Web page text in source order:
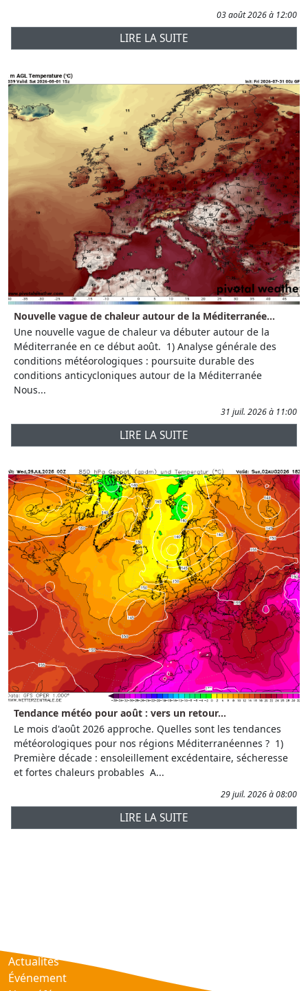
03 août 2026 à 12:00
LIRE LA SUITE
Nouvelle vague de chaleur autour de la Méditerranée...
Une nouvelle vague de chaleur va débuter autour de la
Méditerranée en ce début août. 1) Analyse générale des
conditions météorologiques : poursuite durable des
conditions anticycloniques autour de la Méditerranée
Nous...
31 juil. 2026 à 11:00
LIRE LA SUITE
Tendance météo pour août : vers un retour...
Le mois d'août 2026 approche. Quelles sont les tendances
météorologiques pour nos régions Méditerranéennes ? 1)
Première décade : ensoleillement excédentaire, sécheresse
et fortes chaleurs probables A...
29 juil. 2026 à 08:00
LIRE LA SUITE
Actualités
Événement